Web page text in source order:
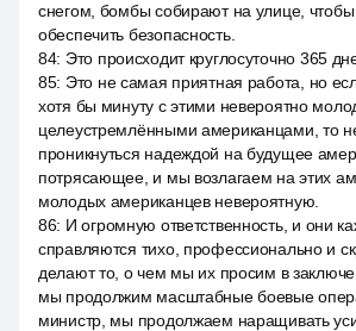
снегом, бомбы собирают на улице, чтобы
обеспечить безопасность.
84: Это происходит круглосуточно 365
85: Это не самая приятная работа, но
хотя бы минуту с этими невероятно
целеустремлёнными американцами, то
проникнуться надеждой на будущее
потрясающее, и мы возлагаем на этих
молодых американцев невероятную.
86: И огромную ответственность, и они
справляются тихо, профессионально и
делают то, о чем мы их просим в
мы продолжим масштабные боевые
министр, мы продолжаем наращивать